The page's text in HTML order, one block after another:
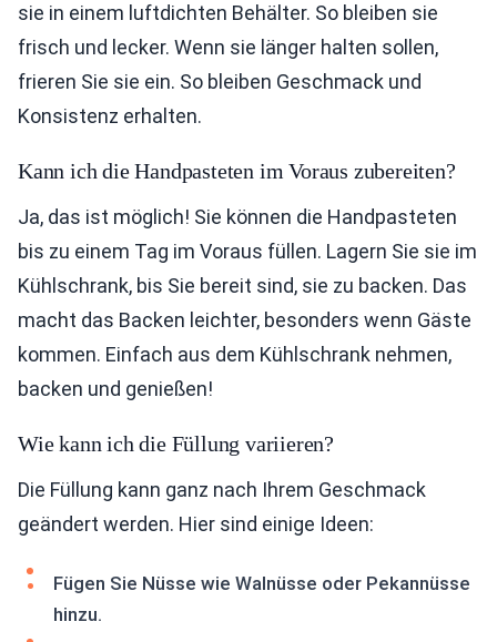
sie in einem luftdichten Behälter. So bleiben sie
frisch und lecker. Wenn sie länger halten sollen,
frieren Sie sie ein. So bleiben Geschmack und
Konsistenz erhalten.
Kann ich die Handpasteten im Voraus zubereiten?
Ja, das ist möglich! Sie können die Handpasteten
bis zu einem Tag im Voraus füllen. Lagern Sie sie im
Kühlschrank, bis Sie bereit sind, sie zu backen. Das
macht das Backen leichter, besonders wenn Gäste
kommen. Einfach aus dem Kühlschrank nehmen,
backen und genießen!
Wie kann ich die Füllung variieren?
Die Füllung kann ganz nach Ihrem Geschmack
geändert werden. Hier sind einige Ideen:
Fügen Sie Nüsse wie Walnüsse oder Pekannüsse
hinzu.